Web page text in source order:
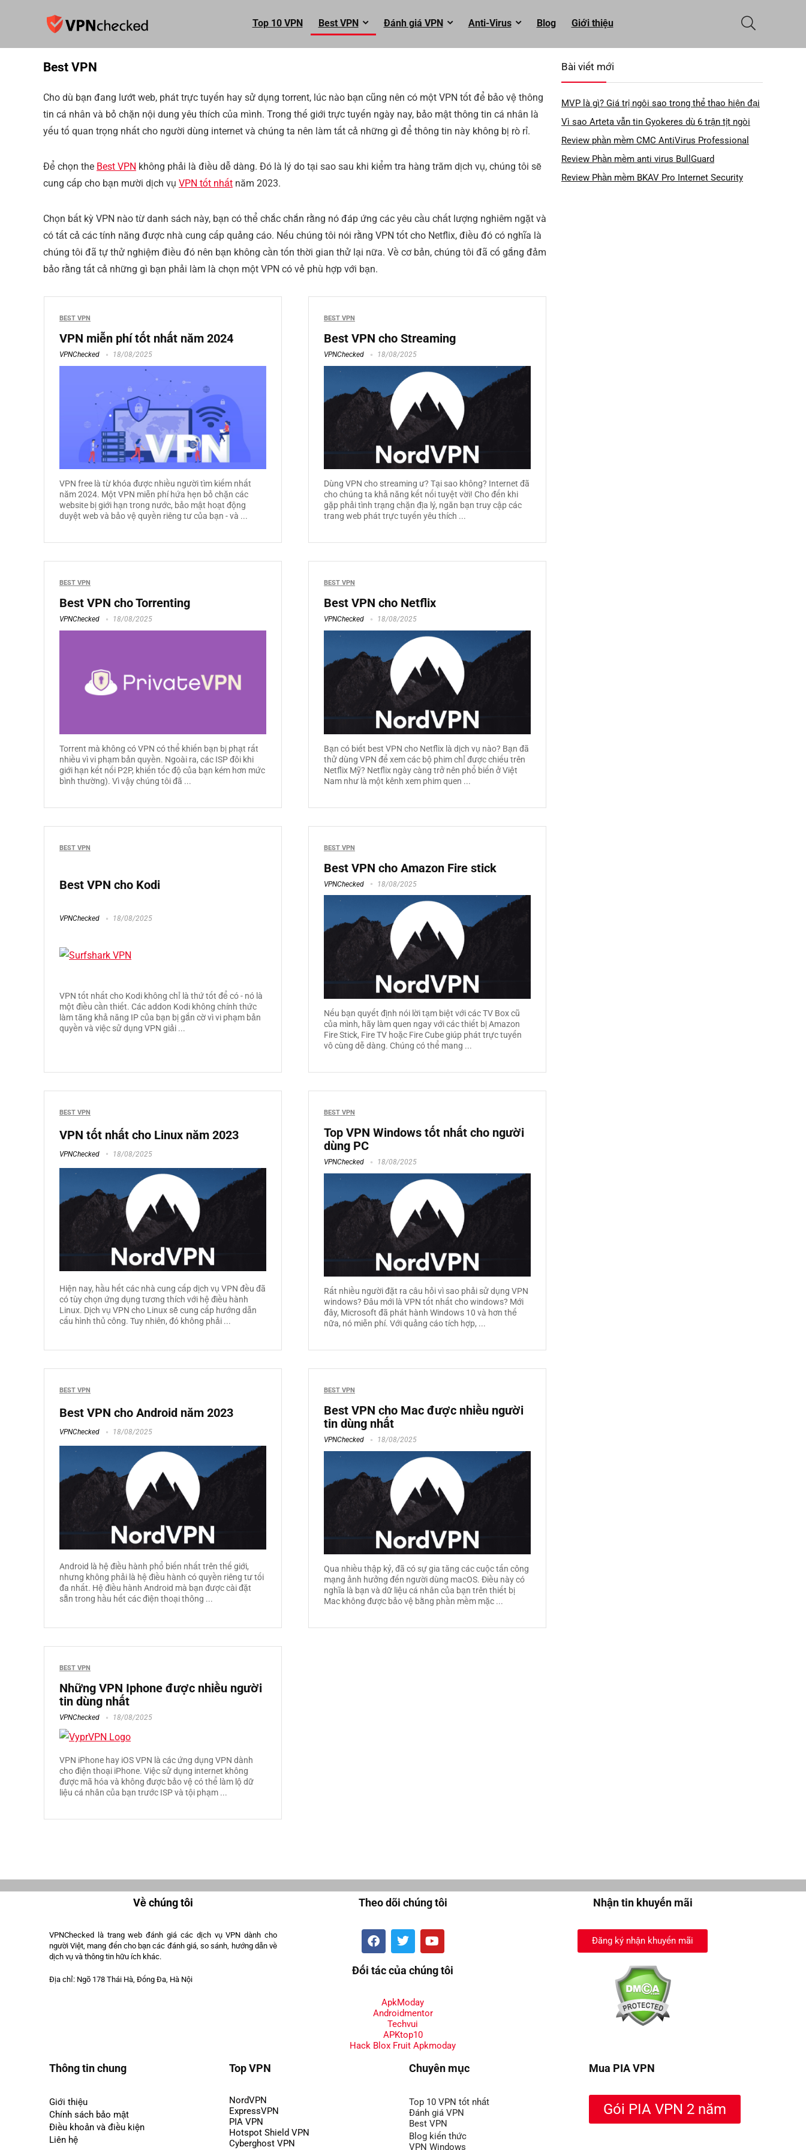
Top 10 VPN Best VPN Đánh giá VPN Anti-Virus Blog Giới thiệu
Best VPN
Cho dù bạn đang lướt web, phát trực tuyến hay sử dụng torrent, lúc nào bạn cũng nên có một VPN tốt để bảo vệ thông
tin cá nhân và bỏ chặn nội dung yêu thích của mình. Trong thế giới trực tuyến ngày nay, bảo mật thông tin cá nhân là
yếu tố quan trọng nhất cho người dùng internet và chúng ta nên làm tất cả những gì để thông tin này không bị rò rỉ.
Để chọn the Best VPN không phải là điều dễ dàng. Đó là lý do tại sao sau khi kiểm tra hàng trăm dịch vụ, chúng tôi sẽ
cung cấp cho bạn mười dịch vụ VPN tốt nhất năm 2023.
Chọn bất kỳ VPN nào từ danh sách này, bạn có thể chắc chắn rằng nó đáp ứng các yêu cầu chất lượng nghiêm ngặt và
có tất cả các tính năng được nhà cung cấp quảng cáo. Nếu chúng tôi nói rằng VPN tốt cho Netflix, điều đó có nghĩa là
chúng tôi đã tự thử nghiệm điều đó nên bạn không cần tốn thời gian thử lại nữa. Về cơ bản, chúng tôi đã cố gắng đảm
bảo rằng tất cả những gì bạn phải làm là chọn một VPN có vẻ phù hợp với bạn.
BEST VPN
VPN miễn phí tốt nhất năm 2024
VPNChecked 18/08/2025
VPN free là từ khóa được nhiều người tìm kiếm nhất
năm 2024. Một VPN miễn phí hứa hẹn bỏ chặn các
website bị giới hạn trong nước, bảo mật hoạt động
duyệt web và bảo vệ quyền riêng tư của bạn - và ...
BEST VPN
Best VPN cho Streaming
VPNChecked 18/08/2025
Dùng VPN cho streaming ư? Tại sao không? Internet đã
cho chúng ta khả năng kết nối tuyệt vời! Cho đến khi
gặp phải tình trạng chặn địa lý, ngăn bạn truy cập các
trang web phát trực tuyến yêu thích ...
BEST VPN
Best VPN cho Torrenting
VPNChecked 18/08/2025
Torrent mà không có VPN có thể khiến bạn bị phạt rất
nhiều vì vi phạm bản quyền. Ngoài ra, các ISP đôi khi
giới hạn kết nối P2P, khiến tốc độ của bạn kém hơn mức
bình thường). Vì vậy chúng tôi đã ...
BEST VPN
Best VPN cho Netflix
VPNChecked 18/08/2025
Bạn có biết best VPN cho Netflix là dịch vụ nào? Bạn đã
thử dùng VPN để xem các bộ phim chỉ được chiếu trên
Netflix Mỹ? Netflix ngày càng trở nên phổ biến ở Việt
Nam như là một kênh xem phim quen ...
BEST VPN
Best VPN cho Kodi
VPNChecked 18/08/2025
VPN tốt nhất cho Kodi không chỉ là thứ tốt để có - nó là
một điều cần thiết. Các addon Kodi không chính thức
làm tăng khả năng IP của bạn bị gắn cờ vì vi phạm bản
quyền và việc sử dụng VPN giải ...
BEST VPN
Best VPN cho Amazon Fire stick
VPNChecked 18/08/2025
Nếu bạn quyết định nói lời tạm biệt với các TV Box cũ
của mình, hãy làm quen ngay với các thiết bị Amazon
Fire Stick, Fire TV hoặc Fire Cube giúp phát trực tuyến
vô cùng dễ dàng. Chúng có thể mang ...
BEST VPN
VPN tốt nhất cho Linux năm 2023
VPNChecked 18/08/2025
Hiện nay, hầu hết các nhà cung cấp dịch vụ VPN đều đã
có tùy chọn ứng dụng tương thích với hệ điều hành
Linux. Dịch vụ VPN cho Linux sẽ cung cấp hướng dẫn
cấu hình thủ công. Tuy nhiên, đó không phải ...
BEST VPN
Top VPN Windows tốt nhất cho người
dùng PC
VPNChecked 18/08/2025
Rất nhiều người đặt ra câu hỏi vì sao phải sử dụng VPN
windows? Đâu mới là VPN tốt nhất cho windows? Mới
đây, Microsoft đã phát hành Windows 10 và hơn thế
nữa, nó miễn phí. Với quảng cáo tích hợp, ...
BEST VPN
Best VPN cho Android năm 2023
VPNChecked 18/08/2025
Android là hệ điều hành phổ biến nhất trên thế giới,
nhưng không phải là hệ điều hành có quyền riêng tư tối
đa nhất. Hệ điều hành Android mà bạn được cài đặt
sẵn trong hầu hết các điện thoại thông ...
BEST VPN
Best VPN cho Mac được nhiều người
tin dùng nhất
VPNChecked 18/08/2025
Qua nhiều thập kỷ, đã có sự gia tăng các cuộc tấn công
mạng ảnh hưởng đến người dùng macOS. Điều này có
nghĩa là bạn và dữ liệu cá nhân của bạn trên thiết bị
Mac không được bảo vệ bằng phần mềm mặc ...
BEST VPN
Những VPN Iphone được nhiều người
tin dùng nhất
VPNChecked 18/08/2025
VPN iPhone hay iOS VPN là các ứng dụng VPN dành
cho điện thoại iPhone. Việc sử dụng internet không
được mã hóa và không được bảo vệ có thể làm lộ dữ
liệu cá nhân của bạn trước ISP và tội phạm ...
Bài viết mới
MVP là gì? Giá trị ngôi sao trong thể thao hiện đại
Vì sao Arteta vẫn tin Gyokeres dù 6 trận tịt ngòi
Review phần mềm CMC AntiVirus Professional
Review Phần mềm anti virus BullGuard
Review Phần mềm BKAV Pro Internet Security
Về chúng tôi
VPNChecked là trang web đánh giá các dịch vụ VPN dành cho
người Việt, mang đến cho bạn các đánh giá, so sánh, hướng dẫn về
dịch vụ và thông tin hữu ích khác.
Địa chỉ: Ngõ 178 Thái Hà, Đống Đa, Hà Nội
Theo dõi chúng tôi
Đối tác của chúng tôi
ApkModay
Androidmentor
Techvui
APKtop10
Hack Blox Fruit Apkmoday
Nhận tin khuyến mãi
Đăng ký nhận khuyến mãi
Thông tin chung
Giới thiệu
Chính sách bảo mật
Điều khoản và điều kiện
Liên hệ
Top VPN
NordVPN
ExpressVPN
PIA VPN
Hotspot Shield VPN
Cyberghost VPN
Chuyên mục
Top 10 VPN tốt nhất
Đánh giá VPN
Best VPN
Blog kiến thức
VPN Windows
Mua PIA VPN
Gói PIA VPN 2 năm